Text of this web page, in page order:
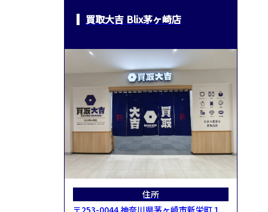
買取大吉 Blix茅ヶ崎店
住所
〒253-0044 神奈川県茅ヶ崎市新栄町１